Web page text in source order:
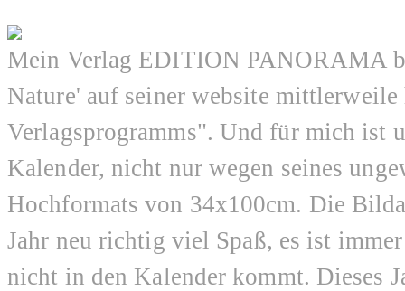
Mein Verlag EDITION PANORAMA
Nature' auf seiner website
Verlagsprogramms". Und für mich ist
Kalender, nicht nur wegen seines
Hochformats von 34x100cm. Die
Jahr neu richtig viel Spaß, es ist
nicht in den Kalender kommt. Dieses